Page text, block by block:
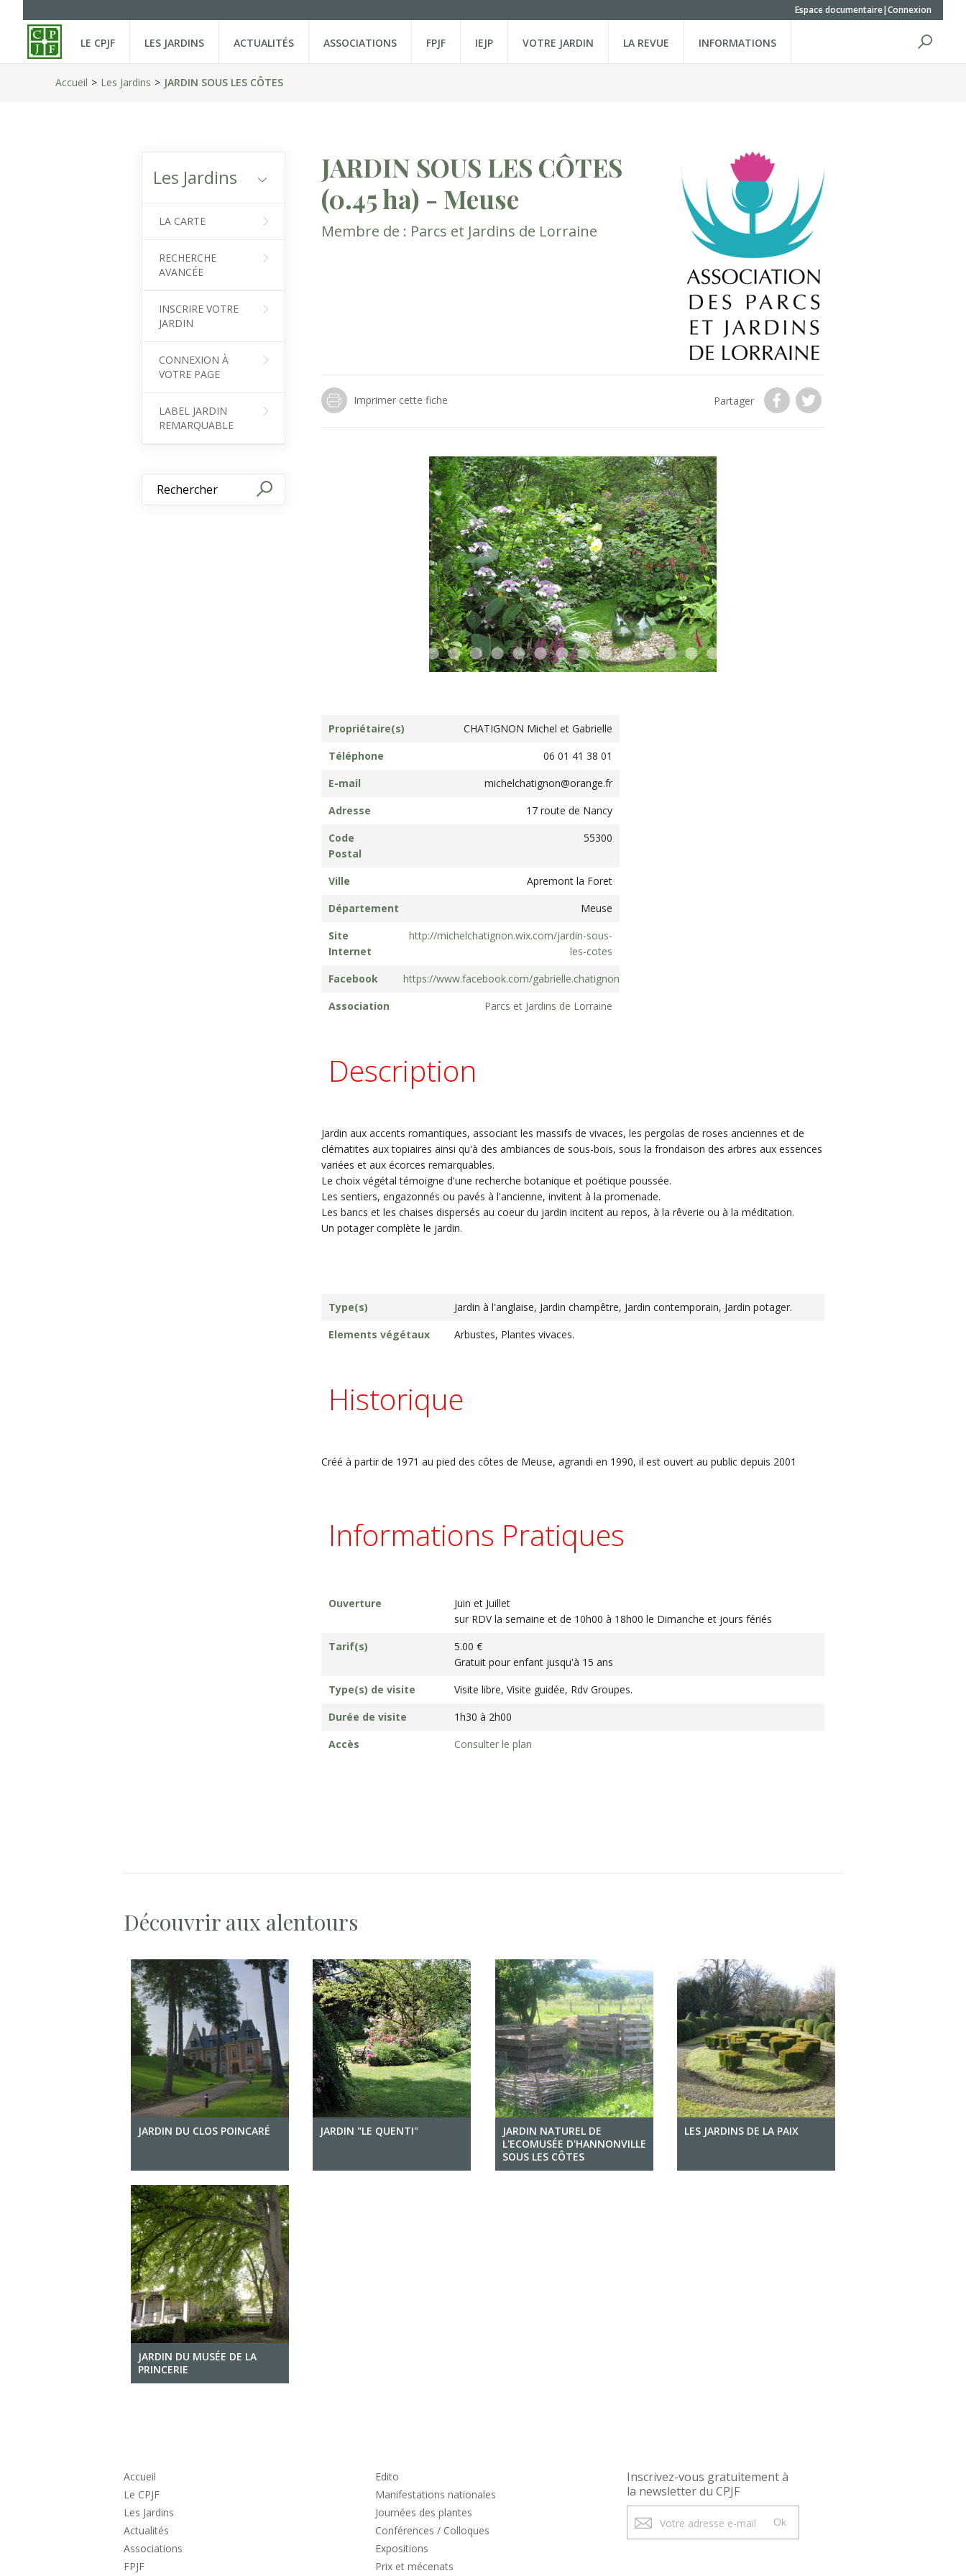
Espace documentaire Connexion
LE CPJF LES JARDINS ACTUALITÉS ASSOCIATIONS FPJF IEJP VOTRE JARDIN LA REVUE INFORMATIONS
Accueil Les Jardins JARDIN SOUS LES CÔTES
Les Jardins
LA CARTE
RECHERCHE
AVANCÉE
INSCRIRE VOTRE
JARDIN
CONNEXION À
VOTRE PAGE
LABEL JARDIN
REMARQUABLE
JARDIN SOUS LES CÔTES
(0.45 ha) - Meuse
Membre de : Parcs et Jardins de Lorraine
Imprimer cette fiche Partager
Propriétaire(s)
CHATIGNON Michel et Gabrielle
Téléphone
06 01 41 38 01
E-mail
michelchatignon@orange.fr
Adresse
17 route de Nancy
Code
Postal
55300
Ville
Apremont la Foret
Département
Meuse
Site
Internet
http://michelchatignon.wix.com/jardin-sous-
les-cotes
Facebook
https://www.facebook.com/gabrielle.chatignon
Association
Parcs et Jardins de Lorraine
Description
Jardin aux accents romantiques, associant les massifs de vivaces, les pergolas de roses anciennes et de
clématites aux topiaires ainsi qu'à des ambiances de sous-bois, sous la frondaison des arbres aux essences
variées et aux écorces remarquables.
Le choix végétal témoigne d'une recherche botanique et poétique poussée.
Les sentiers, engazonnés ou pavés à l'ancienne, invitent à la promenade.
Les bancs et les chaises dispersés au coeur du jardin incitent au repos, à la rêverie ou à la méditation.
Un potager complète le jardin.
Type(s)
Jardin à l'anglaise, Jardin champêtre, Jardin contemporain, Jardin potager.
Elements végétaux
Arbustes, Plantes vivaces.
Historique
Créé à partir de 1971 au pied des côtes de Meuse, agrandi en 1990, il est ouvert au public depuis 2001
Informations Pratiques
Ouverture
Juin et Juillet
sur RDV la semaine et de 10h00 à 18h00 le Dimanche et jours fériés
Tarif(s)
5.00 €
Gratuit pour enfant jusqu'à 15 ans
Type(s) de visite
Visite libre, Visite guidée, Rdv Groupes.
Durée de visite
1h30 à 2h00
Accès
Consulter le plan
Découvrir aux alentours
JARDIN DU CLOS POINCARÉ JARDIN "LE QUENTI"
JARDIN NATUREL DE
L'ECOMUSÉE D'HANNONVILLE
SOUS LES CÔTES
LES JARDINS DE LA PAIX
JARDIN DU MUSÉE DE LA
PRINCERIE
Accueil
Le CPJF
Les Jardins
Actualités
Associations
FPJF
Edito
Manifestations nationales
Journées des plantes
Conférences / Colloques
Expositions
Prix et mécenats
Inscrivez-vous gratuitement à
la newsletter du CPJF
Ok